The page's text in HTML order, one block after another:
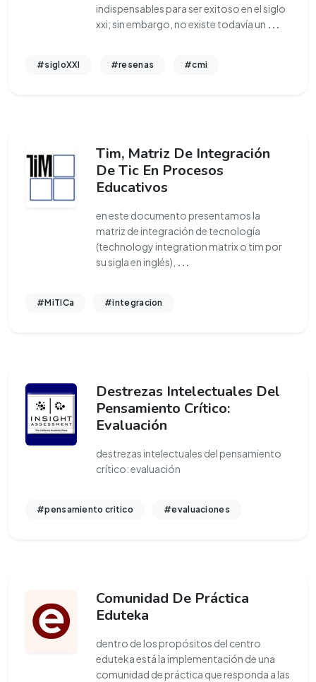
indispensables para ser exitoso en el siglo
xxi; sin embargo, no existe todavía un ...
#sigloXXI #resenas #cmi
Tim, Matriz De Integración
De Tic En Procesos
Educativos
en este documento presentamos la
matriz de integración de tecnología
(technology integration matrix o tim por
su sigla en inglés), ...
#MiTICa #integracion
Destrezas Intelectuales Del
Pensamiento Crítico:
Evaluación
destrezas intelectuales del pensamiento
crítico: evaluación
#pensamiento critico #evaluaciones
Comunidad De Práctica
Eduteka
dentro de los propósitos del centro
eduteka está la implementación de una
comunidad de práctica que responda a las